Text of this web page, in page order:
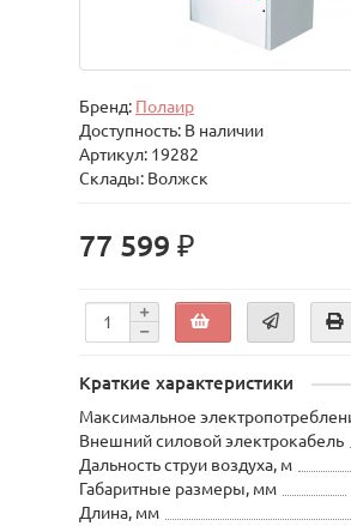
Бренд: Полаир
Доступность: В наличии
Артикул: 19282
Склады: Волжск
77 599 ₽
Краткие характеристики
Maксимальное
Внешний силовой электрокабель
Дальность струи воздуха, м
Габаритные размеры, мм
Длина, мм